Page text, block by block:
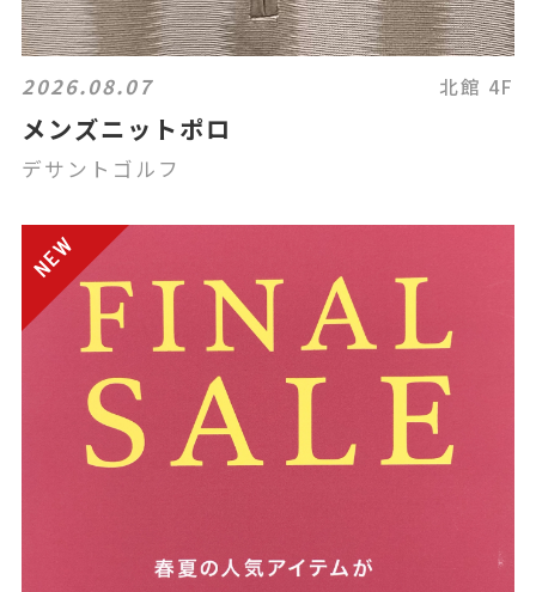
2026.08.07 北館 4F
メンズニットポロ
デサントゴルフ